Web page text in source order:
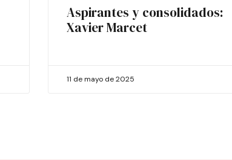
Aspirantes y consolidados:
Xavier Marcet
11 de mayo de 2025